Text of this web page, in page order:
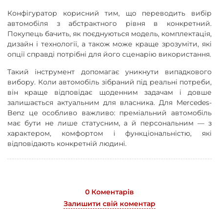
Конфігуратор корисний тим, що переводить вибір
автомобіля з абстрактного рівня в конкретний.
Покупець бачить, як поєднуються модель, комплектація,
дизайн і технології, а також може краще зрозуміти, які
опції справді потрібні для його сценарію використання.
Такий інструмент допомагає уникнути випадкового
вибору. Коли автомобіль зібраний під реальні потреби,
він краще відповідає щоденним задачам і довше
залишається актуальним для власника. Для Mercedes-
Benz це особливо важливо: преміальний автомобіль
має бути не лише статусним, а й персональним— з
характером, комфортом і функціональністю, які
відповідають конкретній людині.
0 Коментарів
Залишити свій коментар